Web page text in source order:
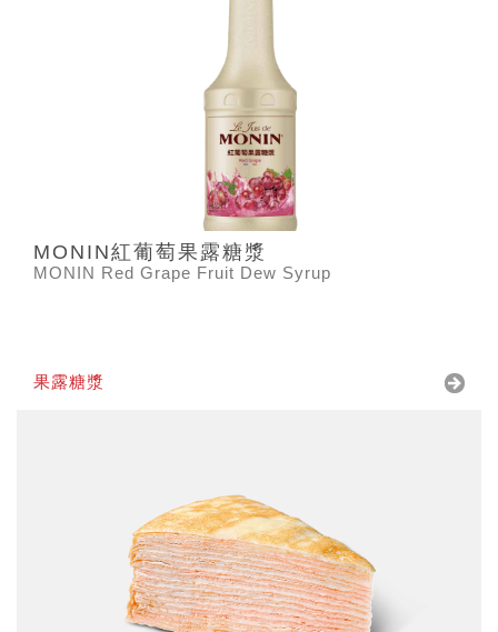
MONIN紅葡萄果露糖漿
MONIN Red Grape Fruit Dew Syrup
果露糖漿